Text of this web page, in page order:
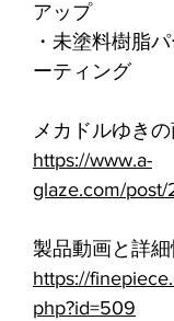
アップ
・未塗料樹脂
ーティング
メカドルゆき
https://www.a-
glaze.com/post/
製品動画と詳細
https://
php?id=509